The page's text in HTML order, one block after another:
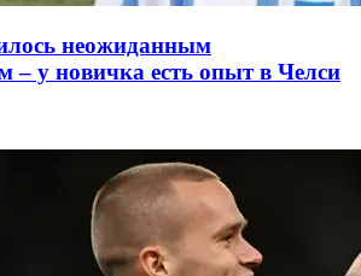
неожиданным
– у новичка есть опыт в Челси